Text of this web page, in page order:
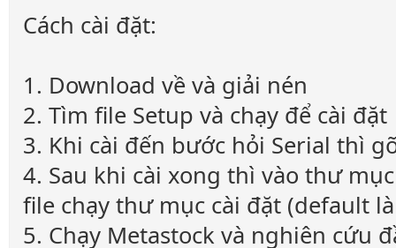
Cách cài đặt:
1. Download về và giải nén
2. Tìm file Setup và chạy để cài đặt
3. Khi cài đến bước hỏi Serial thì
4. Sau khi cài xong thì vào thư
file chạy thư mục cài đặt (default
5. Chạy Metastock và nghiên cứu